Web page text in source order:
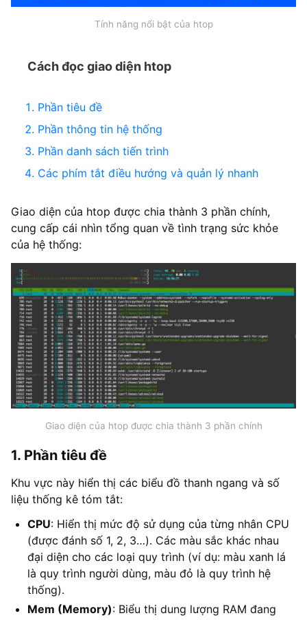
Tính năng nổi bật của htop
Cách đọc giao diện htop
Phần tiêu đề
Phần thông tin hệ thống
Phần danh sách tiến trình
Các phím tắt điều hướng và quản lý nhanh
Giao diện của htop được chia thành 3 phần chính,
cung cấp cái nhìn tổng quan về tình trạng sức khỏe
của hệ thống:
Giao diện của htop được chia thành 3 phần chính
1. Phần tiêu đề
Khu vực này hiển thị các biểu đồ thanh ngang và số
liệu thống kê tóm tắt:
CPU: Hiển thị mức độ sử dụng của từng nhân CPU
(được đánh số 1, 2, 3…). Các màu sắc khác nhau
đại diện cho các loại quy trình (ví dụ: màu xanh lá
là quy trình người dùng, màu đỏ là quy trình hệ
thống).
Mem (Memory): Biểu thị dung lượng RAM đang